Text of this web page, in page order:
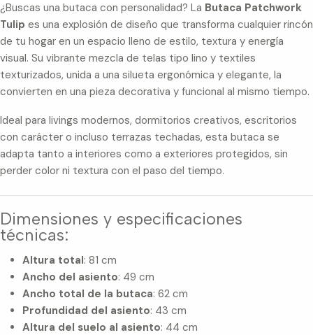
¿Buscas una butaca con personalidad? La Butaca Patchwork
Tulip es una explosión de diseño que transforma cualquier rincón
de tu hogar en un espacio lleno de estilo, textura y energía
visual. Su vibrante mezcla de telas tipo lino y textiles
texturizados, unida a una silueta ergonómica y elegante, la
convierten en una pieza decorativa y funcional al mismo tiempo.
Ideal para livings modernos, dormitorios creativos, escritorios
con carácter o incluso terrazas techadas, esta butaca se
adapta tanto a interiores como a exteriores protegidos, sin
perder color ni textura con el paso del tiempo.
Dimensiones y especificaciones
técnicas:
Altura total: 81 cm
Ancho del asiento: 49 cm
Ancho total de la butaca: 62 cm
Profundidad del asiento: 43 cm
Altura del suelo al asiento: 44 cm